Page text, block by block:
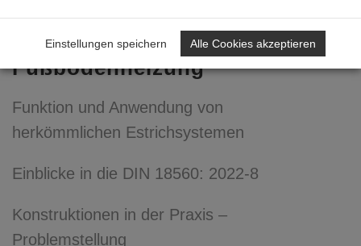
Dünnschichtige,
ressourcenschonende
Fußbodenheizung
Funktion und Anwendung von
herkömmlichen Estrichsystemen
Einblicke in die DIN 18560: 2022-8
Konstruktionen in der Praxis –
Problemstellung
Einstellungen speichern Alle Cookies akzeptieren